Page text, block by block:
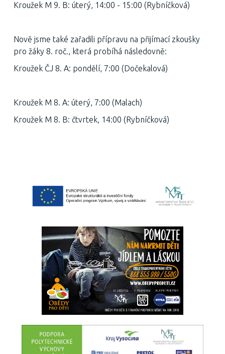
Kroužek M 9. B: úterý, 14:00 - 15:00 (Rybníčková)
Nově jsme také zařadili přípravu na přijímací zkoušky
pro žáky 8. roč., která probíhá následovně:
Kroužek ČJ 8. A: pondělí, 7:00 (Dočekalová)
Kroužek M 8. A: úterý, 7:00 (Malach)
Kroužek M 8. B: čtvrtek, 14:00 (Rybníčková)